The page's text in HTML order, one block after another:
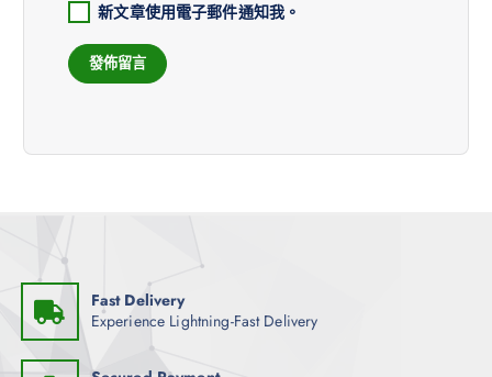
新文章使用電子郵件通知我。
Fast Delivery
Experience Lightning-Fast Delivery